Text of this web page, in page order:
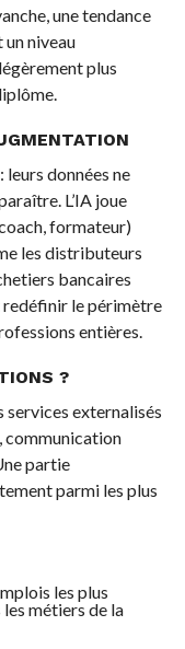
une tendance
un niveau
plus
données ne
L’IA joue
formateur)
les distributeurs
bancaires
redéfinir le périmètre
entières.
?
services externalisés
communication
partie
parmi les plus
les plus
métiers de la